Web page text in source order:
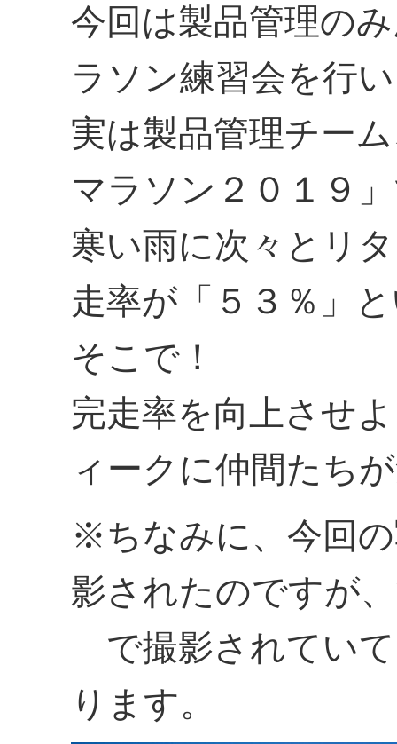
今回は製品管理の
ラソン練習会を行
実は製品管理チー
マラソン２０１９
寒い雨に次々とリ
走率が「５３％」
そこで！
完走率を向上させ
ィークに仲間たち
※ちなみに、今回
影されたのですが
で撮影されてい
ります。